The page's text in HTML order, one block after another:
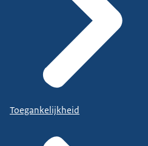
Toegankelijkheid